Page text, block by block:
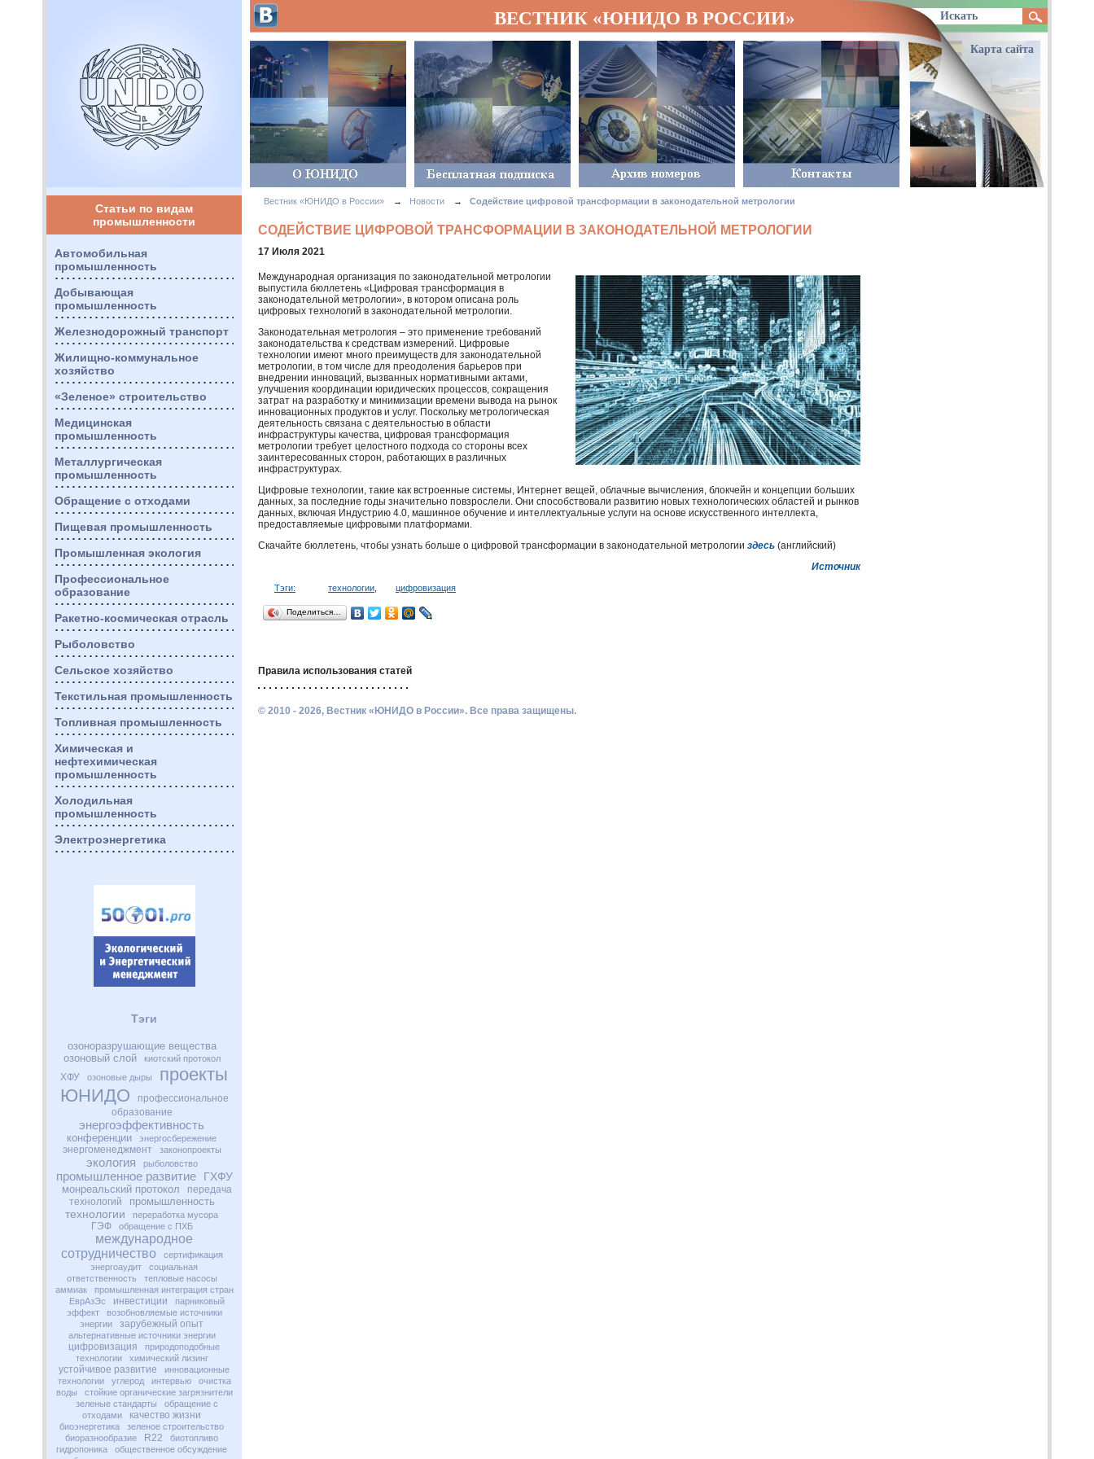
ВЕСТНИК «ЮНИДО В РОССИИ»
Карта сайта
Статьи по видам
промышленности
Автомобильная
промышленность
Добывающая
промышленность
Железнодорожный транспорт
Жилищно-коммунальное
хозяйство
«Зеленое» строительство
Медицинская
промышленность
Металлургическая
промышленность
Обращение с отходами
Пищевая промышленность
Промышленная экология
Профессиональное
образование
Ракетно-космическая отрасль
Рыболовство
Сельское хозяйство
Текстильная промышленность
Топливная промышленность
Химическая и
нефтехимическая
промышленность
Холодильная
промышленность
Электроэнергетика
Тэги
озоноразрушающие вещества
озоновый слой
киотский протокол
ХФУ озоновые дыры
проекты
ЮНИДО
профессиональное
образование
энергоэффективность
конференции энергосбережение
энергоменеджмент законопроекты
экология рыболовство
промышленное развитие ГХФУ
монреальский протокол
передача
технологий
промышленность
технологии переработка мусора
ГЭФ обращение с ПХБ
международное
сотрудничество
сертификация
энергоаудит
социальная
ответственность
тепловые насосы
аммиак
промышленная интеграция стран
ЕврАзЭс
инвестиции
парниковый
эффект
возобновляемые источники
энергии
зарубежный опыт
альтернативные источники энергии
цифровизация
природоподобные
технологии
химический лизинг
устойчивое развитие
инновационные
технологии
углерод интервью
очистка
воды
стойкие органические загрязнители
зеленые стандарты
обращение с
отходами
качество жизни
биоэнергетика
зеленое строительство
биоразнообразие
R22
биотопливо
гидропоника
общественное обсуждение
Вестник «ЮНИДО в России» → Новости → Содействие цифровой трансформации в законодательной метрологии
СОДЕЙСТВИЕ ЦИФРОВОЙ ТРАНСФОРМАЦИИ В ЗАКОНОДАТЕЛЬНОЙ МЕТРОЛОГИИ
17 Июля 2021
Международная организация по законодательной метрологии
выпустила бюллетень «Цифровая трансформация в
законодательной метрологии», в котором описана роль
цифровых технологий в законодательной метрологии.
Законодательная метрология – это применение требований
законодательства к средствам измерений. Цифровые
технологии имеют много преимуществ для законодательной
метрологии, в том числе для преодоления барьеров при
внедрении инноваций, вызванных нормативными актами,
улучшения координации юридических процессов, сокращения
затрат на разработку и минимизации времени вывода на рынок
инновационных продуктов и услуг. Поскольку метрологическая
деятельность связана с деятельностью в области
инфраструктуры качества, цифровая трансформация
метрологии требует целостного подхода со стороны всех
заинтересованных сторон, работающих в различных
инфраструктурах.
Цифровые технологии, такие как встроенные системы, Интернет вещей, облачные вычисления, блокчейн и концепции больших
данных, за последние годы значительно повзрослели. Они способствовали развитию новых технологических областей и рынков
данных, включая Индустрию 4.0, машинное обучение и интеллектуальные услуги на основе искусственного интеллекта,
предоставляемые цифровыми платформами.
Скачайте бюллетень, чтобы узнать больше о цифровой трансформации в законодательной метрологии здесь (английский)
Источник
Тэги: технологии цифровизация
Поделиться…
Правила использования статей
© 2010 - 2026, Вестник «ЮНИДО в России». Все права защищены.